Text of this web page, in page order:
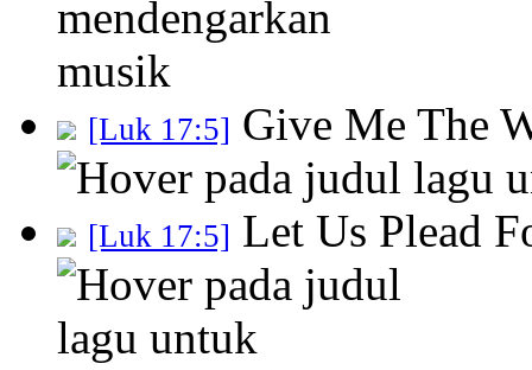
[Luk 17:5] Give Me The
[Luk 17:5] Let Us Plead